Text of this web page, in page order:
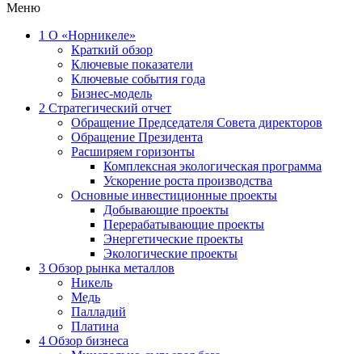
Меню
1 О «Норникеле»
Краткий обзор
Ключевые показатели
Ключевые события года
Бизнес-модель
2 Стратегический отчет
Обращение Председателя Совета директоров
Обращение Президента
Расширяем горизонты
Комплексная экологическая программа
Ускорение роста производства
Основные инвестиционные проекты
Добывающие проекты
Перерабатывающие проекты
Энергетические проекты
Экологические проекты
3 Обзор рынка металлов
Никель
Медь
Палладий
Платина
4 Обзор бизнеса